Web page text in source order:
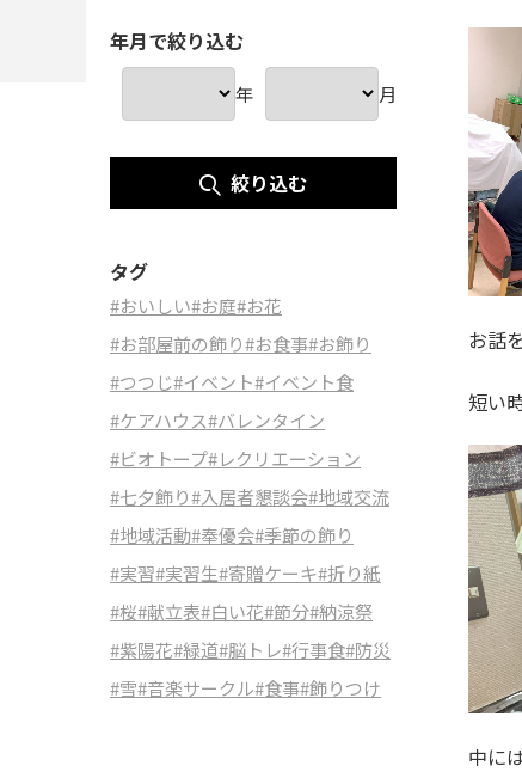
お話
短い
中に
年月で絞り込む
年 月
絞り込む
タグ
#おいしい#お庭#お花
#お部屋前の飾り#お食事#お飾り
#つつじ#イベント#イベント食
#ケアハウス#バレンタイン
#ビオトープ#レクリエーション
#七夕飾り#入居者懇談会#地域交流
#地域活動#奉優会#季節の飾り
#実習#実習生#寄贈ケーキ#折り紙
#桜#献立表#白い花#節分#納涼祭
#紫陽花#緑道#脳トレ#行事食#防災
#雪#音楽サークル#食事#飾りつけ